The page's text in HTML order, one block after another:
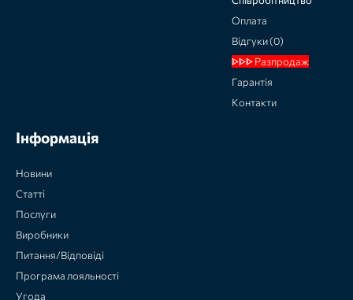
Оплата
Відгуки (0)
ᐈᐈᐈ Разпродаж
Гарантія
Контакти
Інформація
Новини
Статті
Послуги
Виробники
Питання/Відповіді
Програма лояльності
Угода